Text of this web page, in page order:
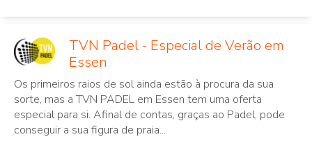
TVN Padel - Especial de Verão em
Essen
Os primeiros raios de sol ainda estão à procura da sua
sorte, mas a TVN PADEL em Essen tem uma oferta
especial para si. Afinal de contas, graças ao Padel, pode
conseguir a sua figura de praia...